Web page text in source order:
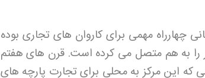
چهارراه مهمی برای کاروان های تجاری بوده
را به هم متصل می کرده است. قرن های هفتم
که این مرکز به محلی برای تجارت پارچه های